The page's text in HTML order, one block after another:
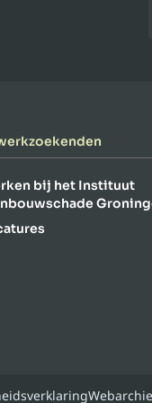
bij het Instituut